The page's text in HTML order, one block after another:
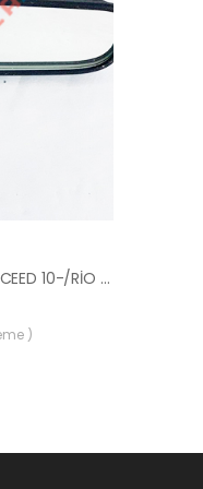
AYNA İÇ BLUE/ELANTRA 11-/CEED 10-/RİO 12-/SPORTAGE 11- 85101-3X100-HMC
)